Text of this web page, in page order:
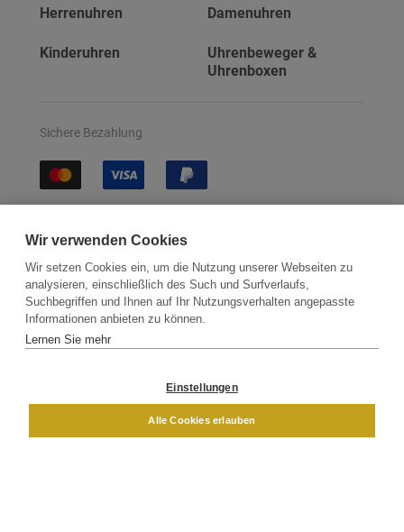
Herrenuhren Damenuhren
Kinderuhren
Uhrenbeweger &
Uhrenboxen
Sichere Bezahlung
Kontakt Newsletter Partner
Versand
DAMEN
Wir verwenden Cookies
Wir setzen Cookies ein, um die Nutzung unserer Webseiten zu
analysieren, einschließlich des Such und Surfverlaufs,
Suchbegriffen und Ihnen auf Ihr Nutzungsverhalten angepasste
Informationen anbieten zu können.
Lernen Sie mehr
Einstellungen
Alle Cookies erlauben